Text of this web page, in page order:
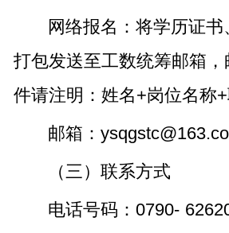
网络报名：将学历证书
打包发送至工数统筹邮箱
件请注明：姓名+岗位名称+
邮箱：
（三）联系方式
电话号码：0790-